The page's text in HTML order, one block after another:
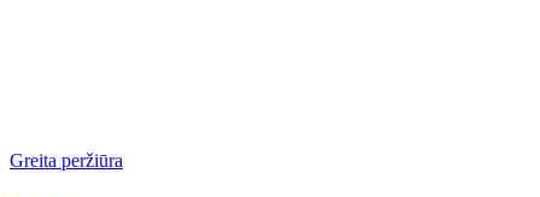
Greita peržiūra